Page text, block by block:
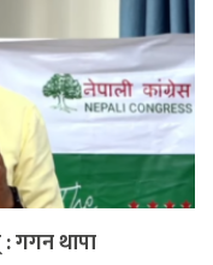
: गगन थापा